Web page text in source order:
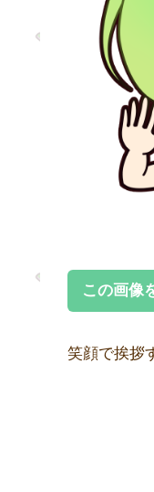
この画像
笑顔で挨拶